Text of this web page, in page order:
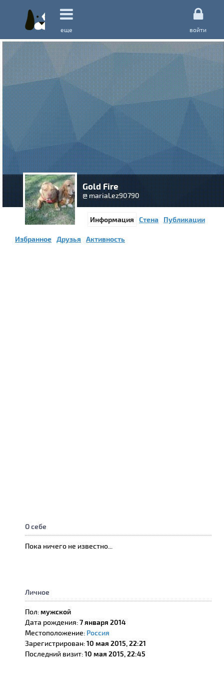
еще войти
Gold Fire
@ mariaLez90790
Информация Стена Публикации
Избранное Друзья Активность
О себе
Пока ничего не известно...
Личное
Пол: мужской
Дата рождения:7 января 2014
Местоположение: Россия
Зарегистрирован:10 мая 2015, 22:21
Последний визит:10 мая 2015, 22:45